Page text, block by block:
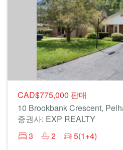
CAD$775,000 판매
10 Brookbank Crescent,
증권사: EXP REALTY
3
2 5(1+4)